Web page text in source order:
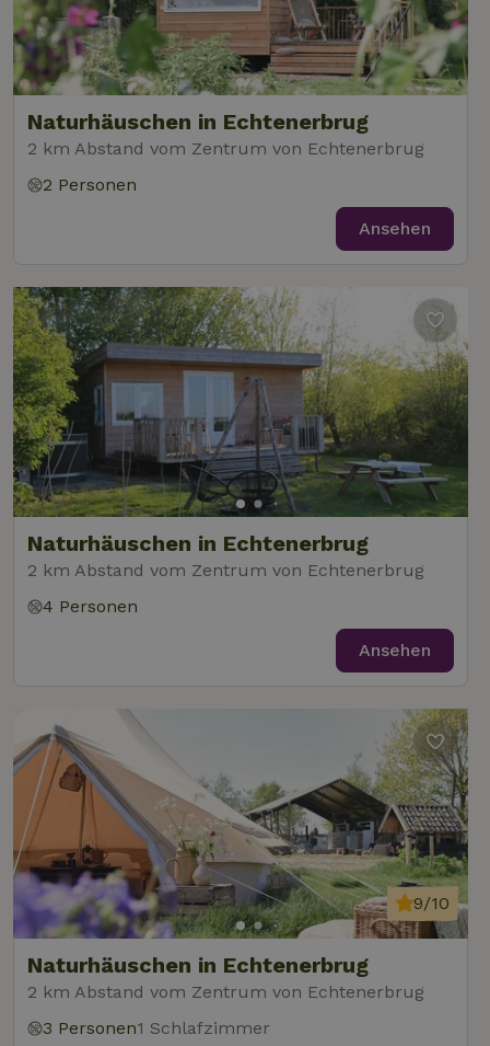
Naturhäuschen in Echtenerbrug
2 km Abstand vom Zentrum von Echtenerbrug
2 Personen
Ansehen
Naturhäuschen in Echtenerbrug
2 km Abstand vom Zentrum von Echtenerbrug
4 Personen
Ansehen
Naturhäuschen in Echtenerbrug
2 km Abstand vom Zentrum von Echtenerbrug
9/10
3 Personen1 Schlafzimmer